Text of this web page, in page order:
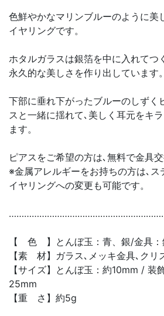
色鮮やかなマリンブルーのように美
イヤリングです。
ホタルガラスは銀箔を中に入れてつ
永久的な美しさを作り出しています。
下部に垂れ下がったブルーのしずく
スと一緒に揺れて､美しく耳元をキ
ます。
ピアスをご希望の方は､無料で金具交
※金属アレルギーをお持ちの方は､
イヤリングへの変更も可能です。
【 色 】とんぼ玉：青、銀/金具：
【素 材】ガラス､メッキ金具､クリ
【サイズ】とんぼ玉：約10mm / 装
25mm
【重 さ】約5g